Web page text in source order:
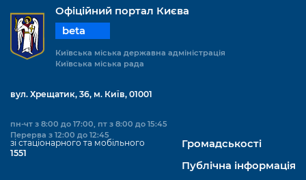
Офіційний портал Києва
beta
Київська міська державна адміністрація
Київська міська рада
вул. Хрещатик, 36, м. Київ, 01001
пн-чт з 8:00 до 17:00, пт з 8:00 до 15:45
Перерва з 12:00 до 12:45
зі стаціонарного та мобільного
1551
Громадськості
Публічна інформація